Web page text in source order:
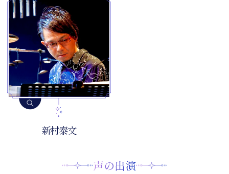
新村泰文
声の出演